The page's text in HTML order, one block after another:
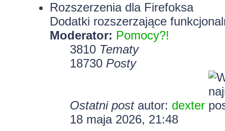
Rozszerzenia dla Firefoksa
Dodatki rozszerzające
Moderator: Pomocy?!
3810 Tematy
18730 Posty
Ostatni postautor: dexter
18 maja 2026, 21:48